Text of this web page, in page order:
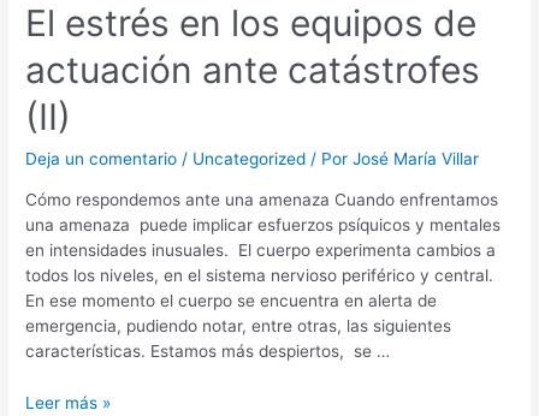
El estrés en los equipos de
actuación ante catástrofes
(II)
Deja un comentario / Uncategorized / PorJosé María Villar
Cómo respondemos ante una amenaza Cuando enfrentamos
una amenaza puede implicar esfuerzos psíquicos y mentales
en intensidades inusuales. El cuerpo experimenta cambios a
todos los niveles, en el sistema nervioso periférico y central.
En ese momento el cuerpo se encuentra en alerta de
emergencia, pudiendo notar, entre otras, las siguientes
características. Estamos más despiertos, se …
Leer más »